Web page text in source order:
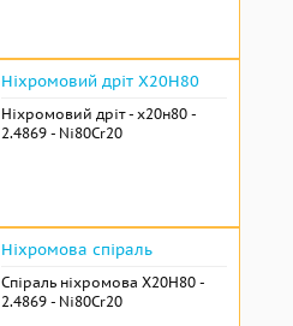
Ніхромовий дріт Х20Н80
Ніхромовий дріт - х20н80 -
2.4869 - Ni80Cr20
Ніхромова спіраль
Спіраль ніхромова Х20Н80 -
2.4869 - Ni80Cr20